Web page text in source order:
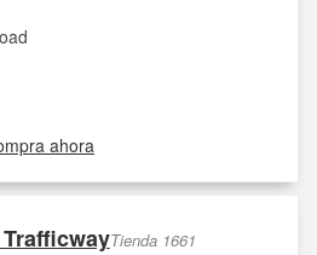
ahora
Tienda 1661